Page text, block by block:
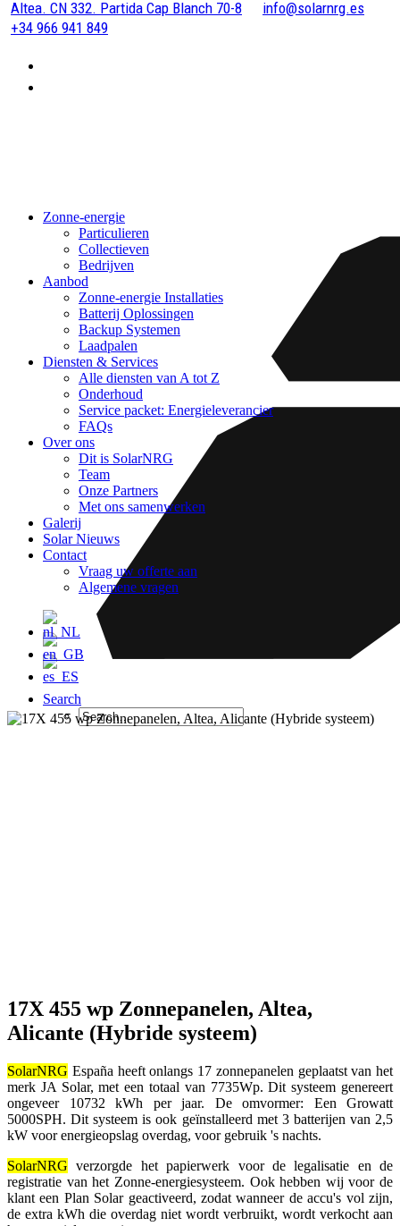
Altea. CN 332. Partida Cap Blanch 70-8
info@solarnrg.es
+34 966 941 849
Zonne-energie
Particulieren
Collectieven
Bedrijven
Aanbod
Zonne-energie Installaties
Batterij Oplossingen
Backup Systemen
Laadpalen
Diensten & Services
Alle diensten van A tot Z
Onderhoud
Service packet: Energieleverancier
FAQs
Over ons
Dit is SolarNRG
Team
Onze Partners
Met ons samenwerken
Galerij
Solar Nieuws
Contact
Vraag uw offerte aan
Algemene vragen
Search
17X 455 wp Zonnepanelen, Altea,
Alicante (Hybride systeem)
SolarNRG España heeft onlangs 17 zonnepanelen geplaatst van het
merk JA Solar, met een totaal van 7735Wp. Dit systeem genereert
ongeveer 10732 kWh per jaar. De omvormer: Een Growatt
5000SPH. Dit systeem is ook geïnstalleerd met 3 batterijen van 2,5
kW voor energieopslag overdag, voor gebruik 's nachts.
SolarNRG verzorgde het papierwerk voor de legalisatie en de
registratie van het Zonne-energiesysteem. Ook hebben wij voor de
klant een Plan Solar geactiveerd, zodat wanneer de accu's vol zijn,
de extra kWh die overdag niet wordt verbruikt, wordt verkocht aan